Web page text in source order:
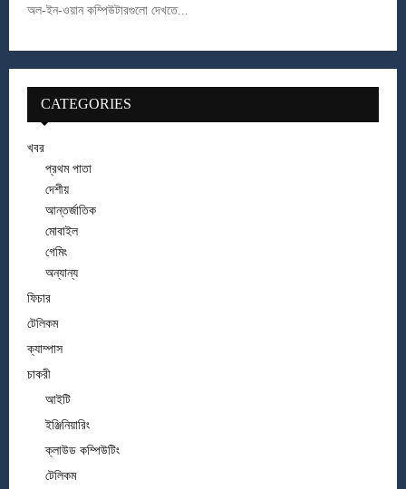
অল-ইন-ওয়ান কম্পিউটারগুলো দেখতে...
CATEGORIES
খবর
প্রথম পাতা
দেশীয়
আন্তর্জাতিক
মোবাইল
গেমিং
অন্যান্য
ফিচার
টেলিকম
ক্যাম্পাস
চাকরী
আইটি
ইঞ্জিনিয়ারিং
ক্লাউড কম্পিউটিং
টেলিকম